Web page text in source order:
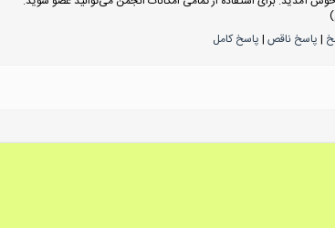
)
| پاسخ ناقص | پاسخ کامل